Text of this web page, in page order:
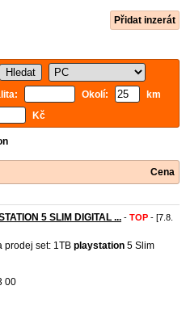
Přidat inzerát
Okolí:
km
Kč
Cena
5 SLIM DIGITAL ... - TOP - [7.8.
prodej set: 1TB playstation 5 Slim
00